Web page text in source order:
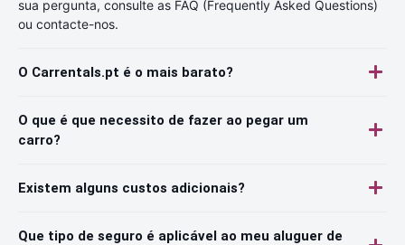
sua pergunta, consulte as FAQ (Frequently Asked Questions)
ou contacte-nos.
O Carrentals.pt é o mais barato?
O que é que necessito de fazer ao pegar um
carro?
Existem alguns custos adicionais?
Que tipo de seguro é aplicável ao meu aluguer de